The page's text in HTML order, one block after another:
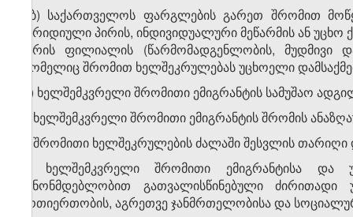
გ.ბ) საქართველოს ფარგლების გარეთ შრომით
იურიდიული პირის, ინდივიდუალური მეწარმის ან
პირის ფილიალის (წარმომადგენლობის, მუდმივი
რომელიც შრომით ხელშეკრულებას უცხოელი
დ) ხელშემკვრელი შრომითი ემიგრანტის სამუშაო
ე) ხელშემკვრელი შრომითი ემიგრანტის შრომის
ვ) შრომითი ხელშეკრულების ძალაში შესვლის თარიღი
ზ) ხელშემკვრელი შრომითი ემიგრანტისა და
კანონმდებლობით გათვალისწინებული
ურთიერთობის, აგრეთვე ჯანმრთელობისა და